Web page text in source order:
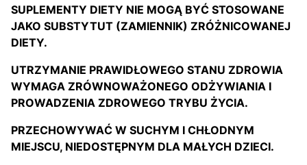
SUPLEMENTY DIETY NIE MOGĄ BYĆ STOSOWANE
JAKO SUBSTYTUT (ZAMIENNIK) ZRÓŻNICOWANEJ
DIETY.
UTRZYMANIE PRAWIDŁOWEGO STANU ZDROWIA
WYMAGA ZRÓWNOWAŻONEGO ODŻYWIANIA I
PROWADZENIA ZDROWEGO TRYBU ŻYCIA.
PRZECHOWYWAĆ W SUCHYM I CHŁODNYM
MIEJSCU, NIEDOSTĘPNYM DLA MAŁYCH DZIECI.